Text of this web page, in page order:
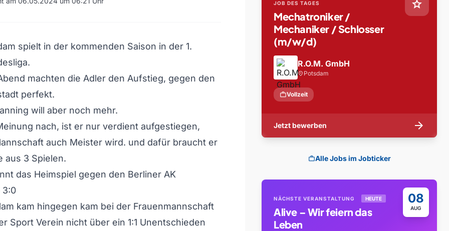
spielt in der kommenden Saison in der 1.
machten die Adler den Aufstieg, gegen den
perfekt.
will aber noch mehr.
nach, ist er nur verdient aufgestiegen,
auch Meister wird. und dafür braucht er
aus 3 Spielen.
das Heimspiel gegen den Berliner AK
3:0
kam hingegen kam bei der Frauenmannschaft
Sport Verein nicht über ein 1:1 Unentschieden
star
JOB DES TAGES
Mechatroniker /
Mechaniker / Schlosser
(m/w/d)
R.O.M. GmbH
location_on Potsdam
workVollzeit
Jetzt bewerben arrow_forward
workAlle Jobs im Jobticker
08
AUG
NÄCHSTE VERANSTALTUNG HEUTE
Alive – Wir feiern das
Leben